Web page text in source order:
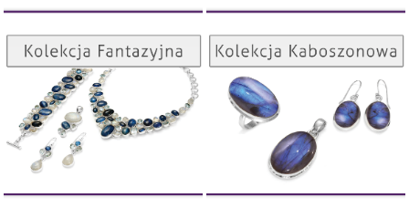
Kolekcja Fantazyjna
ZOBACZ
Kolekcja Kaboszonowa
ZOBACZ